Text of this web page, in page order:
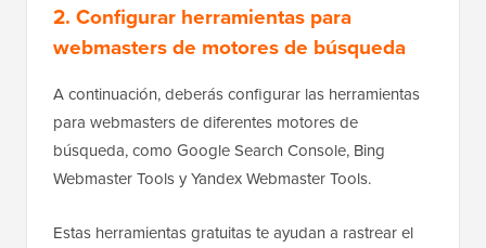
2. Configurar herramientas para
webmasters de motores de búsqueda
A continuación, deberás configurar las herramientas
para webmasters de diferentes motores de
búsqueda, como Google Search Console, Bing
Webmaster Tools y Yandex Webmaster Tools.
Estas herramientas gratuitas te ayudan a rastrear el